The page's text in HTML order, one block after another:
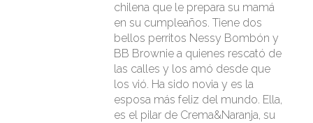
chilena que le prepara su mamá
en su cumpleaños. Tiene dos
bellos perritos Nessy Bombón y
BB Brownie a quienes rescató de
las calles y los amó desde que
los vió. Ha sido novia y es la
esposa más feliz del mundo. Ella,
es el pilar de Crema&Naranja, su